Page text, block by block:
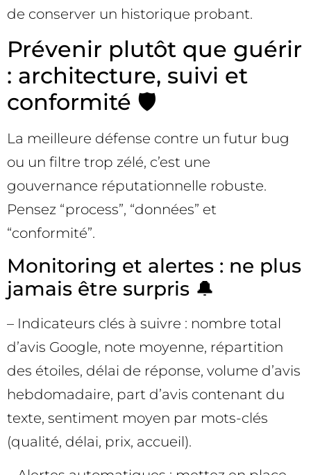
de conserver un historique probant.
Prévenir plutôt que guérir
: architecture, suivi et
conformité 🛡️
La meilleure défense contre un futur bug
ou un filtre trop zélé, c’est une
gouvernance réputationnelle robuste.
Pensez “process”, “données” et
“conformité”.
Monitoring et alertes : ne plus
jamais être surpris 🔔
– Indicateurs clés à suivre : nombre total
d’avis Google, note moyenne, répartition
des étoiles, délai de réponse, volume d’avis
hebdomadaire, part d’avis contenant du
texte, sentiment moyen par mots-clés
(qualité, délai, prix, accueil).